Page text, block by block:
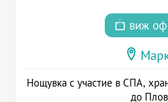
виж
Нощувка с участие в СПА,
до